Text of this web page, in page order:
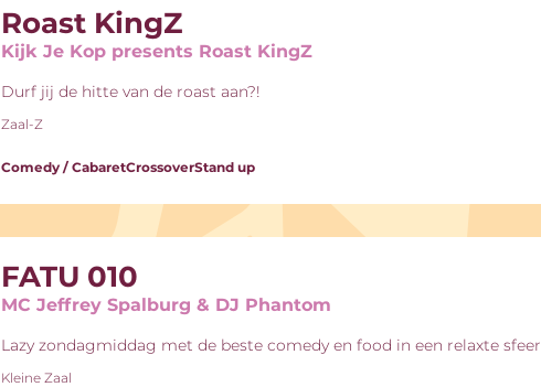
Roast KingZ
Kijk Je Kop presents Roast KingZ
Durf jij de hitte van de roast aan?!
Zaal-Z
Comedy / CabaretCrossoverStand up
FATU 010
MC Jeffrey Spalburg & DJ Phantom
Lazy zondagmiddag met de beste comedy en food in een relaxte sfeer.
Kleine Zaal